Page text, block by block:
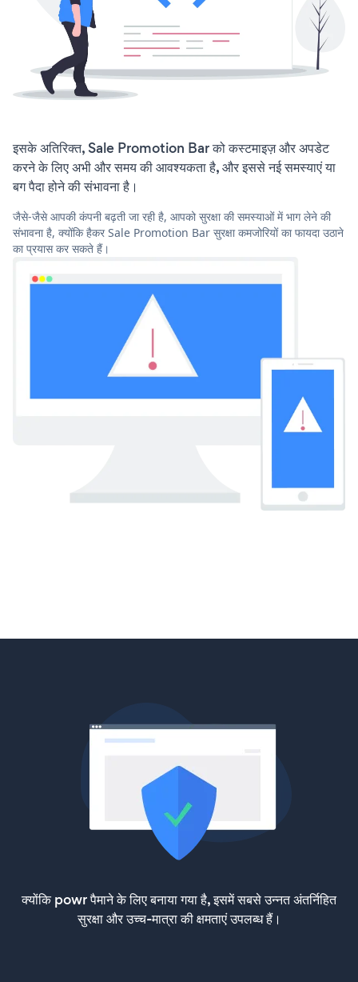
इसके अतिरिक्त, Sale Promotion Bar को कस्टमाइज़ और अपडेट
करने के लिए अभी और समय की आवश्यकता है, और इससे नई समस्याएं या
बग पैदा होने की संभावना है।
जैसे-जैसे आपकी कंपनी बढ़ती जा रही है, आपको सुरक्षा की समस्याओं में भाग लेने की
संभावना है, क्योंकि हैकर Sale Promotion Bar सुरक्षा कमजोरियों का फायदा उठाने
का प्रयास कर सकते हैं।
क्योंकि powr पैमाने के लिए बनाया गया है, इसमें सबसे उन्नत अंतर्निहित
सुरक्षा और उच्च-मात्रा की क्षमताएं उपलब्ध हैं।